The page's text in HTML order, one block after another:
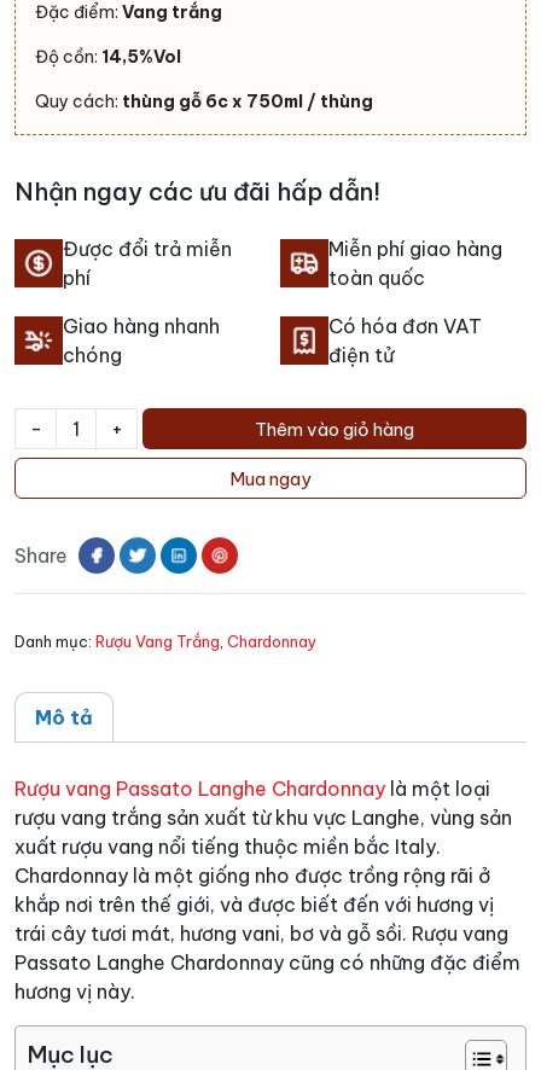
Đặc điểm: Vang trắng
Độ cồn: 14,5%Vol
Quy cách: thùng gỗ 6c x 750ml / thùng
Nhận ngay các ưu đãi hấp dẫn!
Được đổi trả miễn
phí
Miễn phí giao hàng
toàn quốc
Giao hàng nhanh
chóng
Có hóa đơn VAT
điện tử
-
Rượu
Passato
Chardonnay
+ Thêm vào giỏ hàng
Mua ngay
Share
Danh mục: Rượu Vang Trắng, Chardonnay
Mô tả
Rượu vang Passato Langhe Chardonnay là một loại
rượu vang trắng sản xuất từ khu vực Langhe, vùng sản
xuất rượu vang nổi tiếng thuộc miền bắc Italy.
Chardonnay là một giống nho được trồng rộng rãi ở
khắp nơi trên thế giới, và được biết đến với hương vị
trái cây tươi mát, hương vani, bơ và gỗ sồi. Rượu vang
Passato Langhe Chardonnay cũng có những đặc điểm
hương vị này.
Mục lục